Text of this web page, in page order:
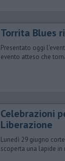
Torrita Blues
Presentato oggi
evento atteso che
Celebrazioni
Liberazione
Lunedì 29 giugno
scoperta una lapide